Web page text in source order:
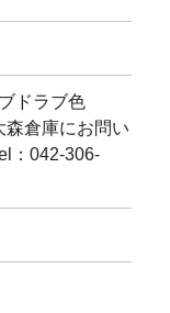
ドラブ色
森倉庫にお問い
：042-306-